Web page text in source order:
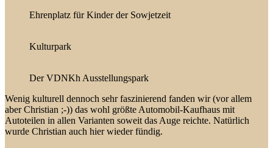
Ehrenplatz für Kinder der Sowjetzeit
Kulturpark
Der VDNKh Ausstellungspark
Wenig kulturell dennoch sehr faszinierend fanden wir (vor allem
aber Christian ;-)) das wohl größte Automobil-Kaufhaus mit
Autoteilen in allen Varianten soweit das Auge reichte. Natürlich
wurde Christian auch hier wieder fündig.